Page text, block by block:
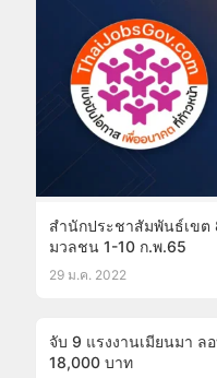
สำนักประชาสัมพันธ์เข
มวลชน 1-10 ก.พ.65
29 ม.ค. 2022
จับ 9 แรงงานเมียนมา ล
18,000 บาท